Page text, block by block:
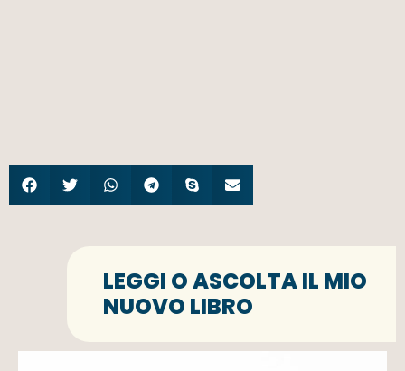
LEGGI O ASCOLTA IL MIO
NUOVO LIBRO